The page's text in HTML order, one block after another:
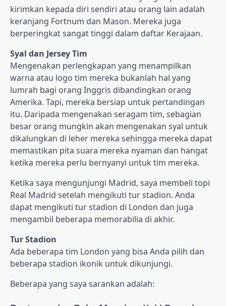
kirimkan kepada diri sendiri atau orang lain adalah
keranjang Fortnum dan Mason. Mereka juga
berperingkat sangat tinggi dalam daftar Kerajaan.
Syal dan Jersey Tim
Mengenakan perlengkapan yang menampilkan
warna atau logo tim mereka bukanlah hal yang
lumrah bagi orang Inggris dibandingkan orang
Amerika. Tapi, mereka bersiap untuk pertandingan
itu. Daripada mengenakan seragam tim, sebagian
besar orang mungkin akan mengenakan syal untuk
dikalungkan di leher mereka sehingga mereka dapat
memastikan pita suara mereka nyaman dan hangat
ketika mereka perlu bernyanyi untuk tim mereka.
Ketika saya mengunjungi Madrid, saya membeli topi
Real Madrid setelah mengikuti tur stadion. Anda
dapat mengikuti tur stadion di London dan juga
mengambil beberapa memorabilia di akhir.
Tur Stadion
Ada beberapa tim London yang bisa Anda pilih dan
beberapa stadion ikonik untuk dikunjungi.
Beberapa yang saya sarankan adalah: